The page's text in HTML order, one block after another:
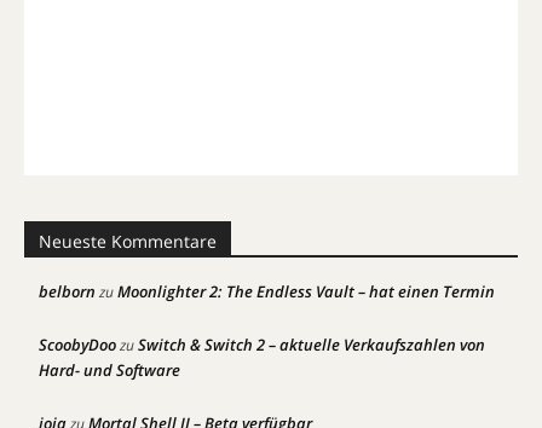
Neueste Kommentare
belborn zuMoonlighter 2: The Endless Vault – hat einen Termin
ScoobyDoozuSwitch & Switch 2 – aktuelle Verkaufszahlen von
Hard- und Software
joiazuMortal Shell II – Beta verfügbar